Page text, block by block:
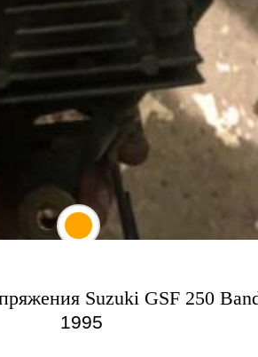
Suzuki GSF 250
1995